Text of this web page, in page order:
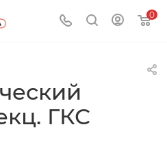
0
ГКС